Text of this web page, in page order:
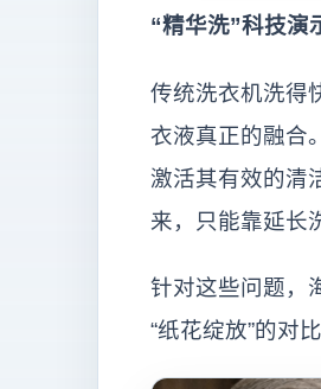
“精华洗”科技演
传统洗衣机洗得
衣液真正的融合
激活其有效的清
来，只能靠延长
针对这些问题，
“纸花绽放”的对